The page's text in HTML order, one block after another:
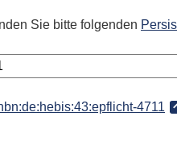
Sie bitte folgenden
4711